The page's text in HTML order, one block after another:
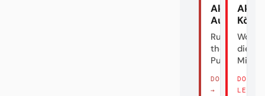
Akte
Augsburg
Rumble in
the
Puppenkiste
DORT LESEN
→
Akte
Köln
Wo
die
DORT
LESEN